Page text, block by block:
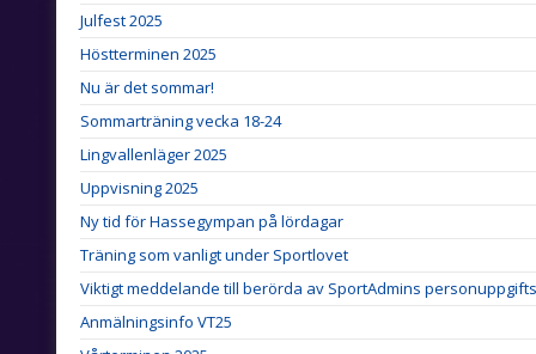
Julfest 2025
Höstterminen 2025
Nu är det sommar!
Sommarträning vecka 18-24
Lingvallenläger 2025
Uppvisning 2025
Ny tid för Hassegympan på lördagar
Träning som vanligt under Sportlovet
Viktigt meddelande till berörda av SportAdmins
Anmälningsinfo VT25